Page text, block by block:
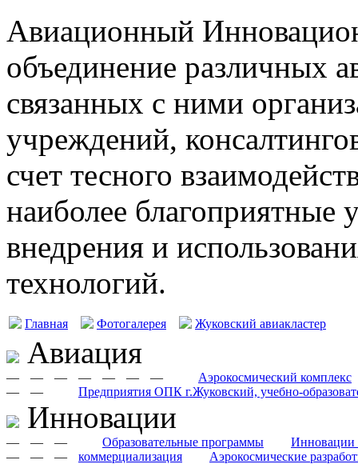
Авиационный
объединение различных
связанных с ними
учреждений,
счет тесного
наиболее благоприятные
внедрения и
технологий.
Главная Фотогалерея Жуковский авиакластер
Авиация
— Аэрокосмический комплекс
— — — — —
—
Предприятия ОПК г.Жуковский, учебно-
— —
Инновации
— Образовательные программы
— Инновации
—
коммерциализация
— Аэрокосмические
— —